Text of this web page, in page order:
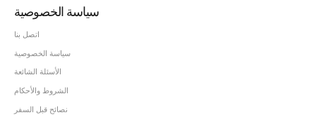
سياسة الخصوصية
اتصل بنا
سياسة الخصوصية
الأسئلة الشائعة
الشروط والأحكام
نصائح قبل السفر